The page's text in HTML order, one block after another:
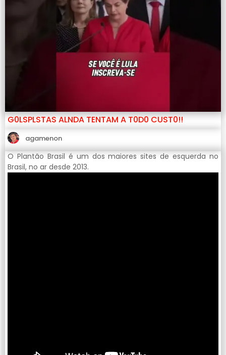
G0LSPLSTAS ALNDA TENTAM A T0D0 CUST0!!
agamenon
O Plantão Brasil é um dos maiores sites de esquerda no
Brasil, no ar desde 2013.